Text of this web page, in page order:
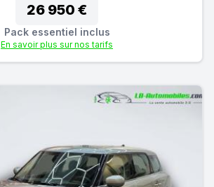
26 950 €
Pack essentiel inclus
En savoir plus sur nos tarifs